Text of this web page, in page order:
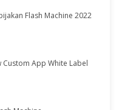
Flash Machine 2022
Custom App White Label